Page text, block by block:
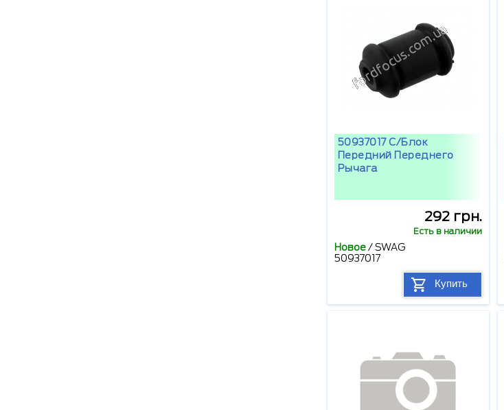
50937017 С/блок
Передний Переднего
Рычага
292 грн.
Есть в наличии
Новое/SWAG
50937017
Купить